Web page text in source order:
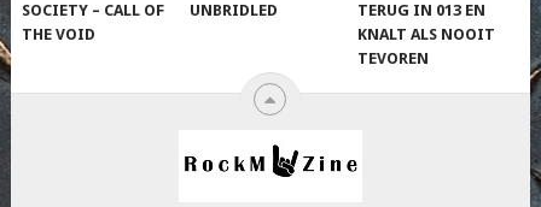
SOCIETY – CALL OF
THE VOID
UNBRIDLED
TERUG IN 013 EN
KNALT ALS NOOIT
TEVOREN